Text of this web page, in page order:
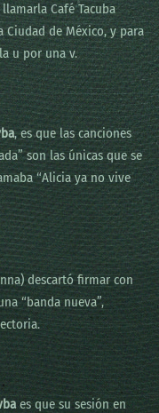
Café Tacuba
de México, y para
u por una v.
, es que las canciones
son las únicas que se
“Alicia ya no vive
descartó firmar con
“banda nueva”,
es que su sesión en